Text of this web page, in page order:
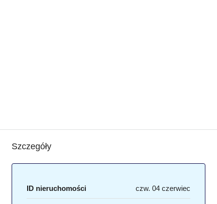
Szczegóły
ID nieruchomości czw. 04 czerwiec